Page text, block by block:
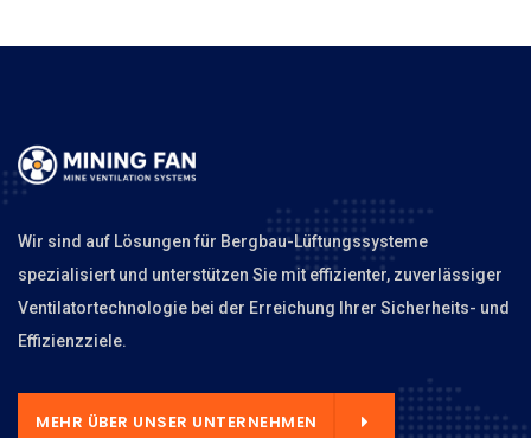
Wir sind auf Lösungen für Bergbau-Lüftungssysteme
spezialisiert und unterstützen Sie mit effizienter, zuverlässiger
Ventilatortechnologie bei der Erreichung Ihrer Sicherheits- und
Effizienzziele.
MEHR ÜBER UNSER UNTERNEHMEN